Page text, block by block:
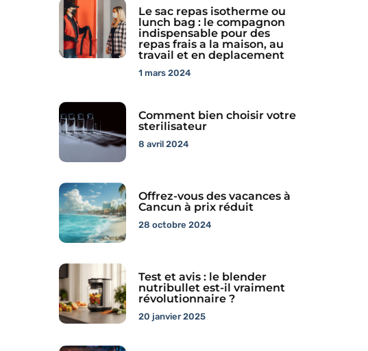
Le sac repas isotherme ou
lunch bag : le compagnon
indispensable pour des
repas frais a la maison, au
travail et en deplacement
1 mars 2024
Comment bien choisir votre
sterilisateur
8 avril 2024
Offrez-vous des vacances à
Cancun à prix réduit
28 octobre 2024
Test et avis : le blender
nutribullet est-il vraiment
révolutionnaire ?
20 janvier 2025